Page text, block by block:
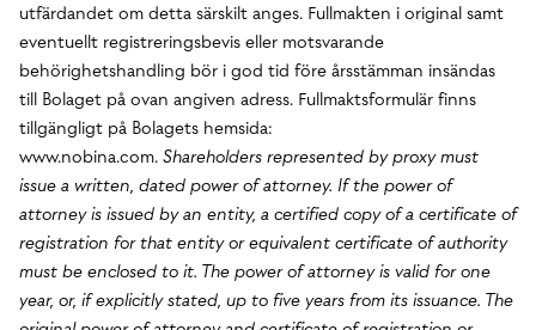
utfärdandet om detta särskilt anges. Fullmakten i original samt
eventuellt registreringsbevis eller motsvarande
behörighetshandling bör i god tid före årsstämman insändas
till Bolaget på ovan angiven adress. Fullmaktsformulär finns
tillgängligt på Bolagets hemsida:
www.nobina.com. Shareholders represented by proxy must
issue a written, dated power of attorney. If the power of
attorney is issued by an entity, a certified copy of a certificate of
registration for that entity or equivalent certificate of authority
must be enclosed to it. The power of attorney is valid for one
year, or, if explicitly stated, up to five years from its issuance. The